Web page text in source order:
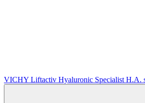
VICHY Liftactiv Hyaluronic Specialist H.A.